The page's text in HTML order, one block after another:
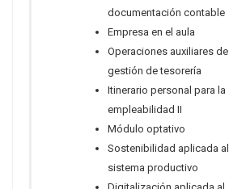
documentación contable
Empresa en el aula
Operaciones auxiliares de
gestión de tesorería
Itinerario personal para la
empleabilidad II
Módulo optativo
Sostenibilidad aplicada al
sistema productivo